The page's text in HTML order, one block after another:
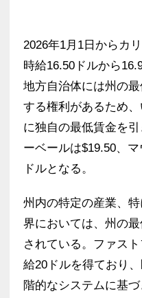
2026年1月1日からカ
時給16.50ドルから
地方自治体には州の
する権利があるため
に独自の最低賃金を
ーベールは$19.50、
ドルとなる。
州内の特定の産業、
界においては、州の
されている。ファス
給20ドルを得ており
階的なシステムに基